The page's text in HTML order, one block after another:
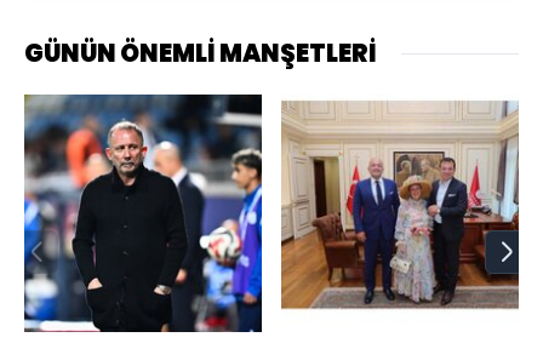
GÜNÜN ÖNEMLİ MANŞETLERİ